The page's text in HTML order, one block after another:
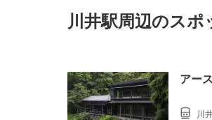
川井駅周辺のスポ
アー
川